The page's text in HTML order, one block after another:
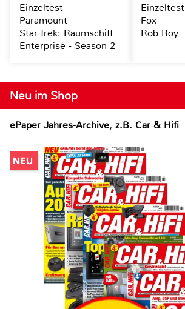
Neu im Shop
ePaper Jahres-Archive, z.B. Car & Hifi
Einzeltest
Paramount
Star Trek: Raumschiff
Enterprise - Season 2
Einzeltest
Fox
Rob Roy